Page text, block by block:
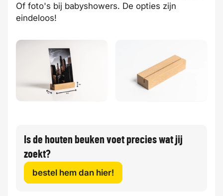
Of foto's bij babyshowers. De opties zijn
eindeloos!
Is de houten beuken voet precies wat jij
zoekt?
bestel hem dan hier!